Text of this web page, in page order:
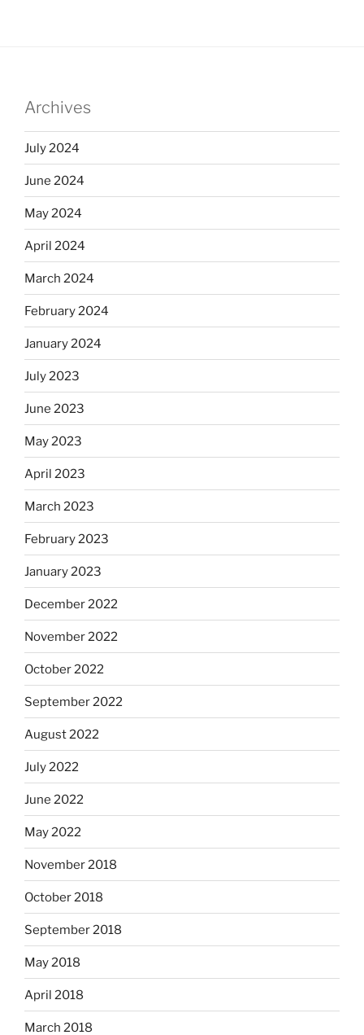
Archives
July 2024
June 2024
May 2024
April 2024
March 2024
February 2024
January 2024
July 2023
June 2023
May 2023
April 2023
March 2023
February 2023
January 2023
December 2022
November 2022
October 2022
September 2022
August 2022
July 2022
June 2022
May 2022
November 2018
October 2018
September 2018
May 2018
April 2018
March 2018